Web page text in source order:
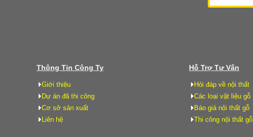
Thông Tin Công Ty
Giới thiệu
Dự án đã thi công
Cơ sở sản xuất
Liên hệ
Hỗ Trợ Tư Vấn
Hỏi đáp về nội thất
Các loại vật liệu gỗ
Báo giá nội thất gỗ
Thi công nội thất gỗ